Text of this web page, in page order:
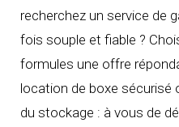
recherchez un service de
fois souple et fiable ?
formules une offre
location de boxe sécurisé
du stockage : à vous de